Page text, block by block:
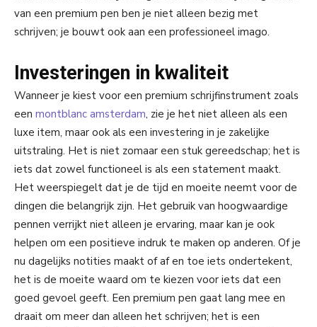
van een premium pen ben je niet alleen bezig met
schrijven; je bouwt ook aan een professioneel imago.
Investeringen in kwaliteit
Wanneer je kiest voor een premium schrijfinstrument zoals
een montblanc amsterdam, zie je het niet alleen als een
luxe item, maar ook als een investering in je zakelijke
uitstraling. Het is niet zomaar een stuk gereedschap; het is
iets dat zowel functioneel is als een statement maakt.
Het weerspiegelt dat je de tijd en moeite neemt voor de
dingen die belangrijk zijn. Het gebruik van hoogwaardige
pennen verrijkt niet alleen je ervaring, maar kan je ook
helpen om een positieve indruk te maken op anderen. Of je
nu dagelijks notities maakt of af en toe iets ondertekent,
het is de moeite waard om te kiezen voor iets dat een
goed gevoel geeft. Een premium pen gaat lang mee en
draait om meer dan alleen het schrijven; het is een